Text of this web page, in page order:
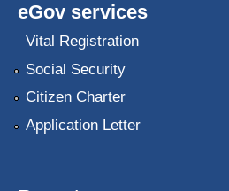
eGov services
Vital Registration
Social Security
Citizen Charter
Application Letter